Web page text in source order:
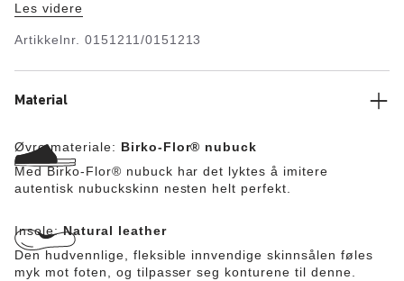
hudvennlig og holdbar Birko-Flor® i elegant nubuck-stil.
Les videre
Artikkelnr. 0151211/0151213
Material
Øvre materiale: Birko-Flor® nubuck
Med Birko-Flor® nubuck har det lyktes å imitere
autentisk nubuckskinn nesten helt perfekt.
Insole:Natural leather
Den hudvennlige, fleksible innvendige skinnsålen føles
myk mot foten, og tilpasser seg konturene til denne.